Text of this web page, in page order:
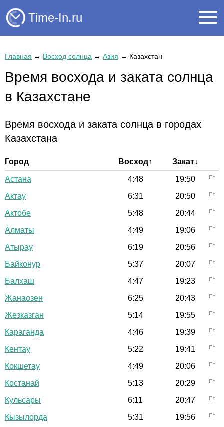
Time-In.ru
Главная → Восход солнца → Азия → Казахстан
Время восхода и заката солнца
в Казахстане
Время восхода и заката солнца в городах
Казахстана
Город Восход↑ Закат↓
Астана 4:48 19:50 Пт
Актау 6:31 20:50 Пт
Актобе 5:48 20:44 Пт
Алматы 4:49 19:06 Пт
Атырау 6:19 20:56 Пт
Байконур 5:37 20:07 Пт
Балхаш 4:47 19:23 Пт
Жанаозен 6:25 20:43 Пт
Жезказган 5:14 19:55 Пт
Караганда 4:46 19:39 Пт
Кентау 5:22 19:41 Пт
Кокшетау 4:49 20:06 Пт
Костанай 5:13 20:29 Пт
Кульсары 6:11 20:47 Пт
Кызылорда 5:31 19:56 Пт